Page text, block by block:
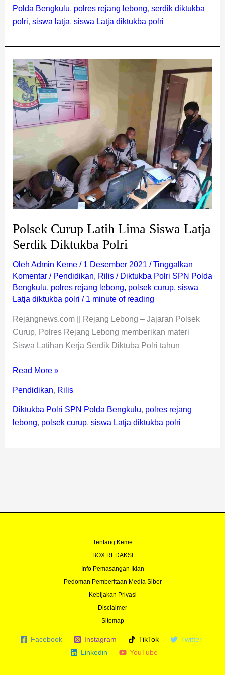
Polda Bengkulu, polres rejang lebong, serdik diktukba
polri, siswa latja, siswa Latja diktukba polri
Polsek Curup Latih Lima Siswa Latja
Serdik Diktukba Polri
Oleh Admin Keme / 1 Desember 2021 /Tinggalkan
Komentar / Pendidikan, Rilis/ Diktukba Polri SPN Polda
Bengkulu, polres rejang lebong, polsek curup, siswa
Latja diktukba polri / 1 minute of reading
Rejangnews.com || Rejang Lebong – Jajaran Polsek
Curup, Polres Rejang Lebong memberikan materi
Siswa Latihan Kerja Serdik Diktuba Polri tahun
Polsek
Curup
Latih
Lima
Siswa
Latja
Diktukba
Polri
Read More »
Pendidikan, Rilis
Diktukba Polri SPN Polda Bengkulu, polres rejang
lebong, polsek curup, siswa Latja diktukba polri
Tentang Keme
BOX REDAKSI
Info Pemasangan Iklan
Pedoman Pemberitaan Media Siber
Kebijakan Privasi
Disclaimer
Sitemap
Facebook Instagram TikTok
Twitter
Linkedin
YouTube